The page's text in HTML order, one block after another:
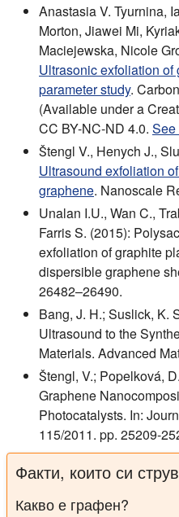
Anastasia V. Tyurnina,
Morton, Jiawei Mi,
Maciejewska, Nicole
Ultrasonic exfoliation
parameter study.
(Available under a
CC BY-NC-ND 4.0. See
Štengl V., Henych J.,
Ultrasound exfoliation
graphene. Nanoscale
Unalan I.U., Wan C.,
Farris S. (2015):
exfoliation of graphite
dispersible graphene
26482–26490.
Bang, J. H.; Suslick, K.
Ultrasound to the
Materials. Advanced
Štengl, V.; Popelková,
Graphene
Photocatalysts. In:
115/2011. pp. 25209-
Факти, които си
Какво е графен?